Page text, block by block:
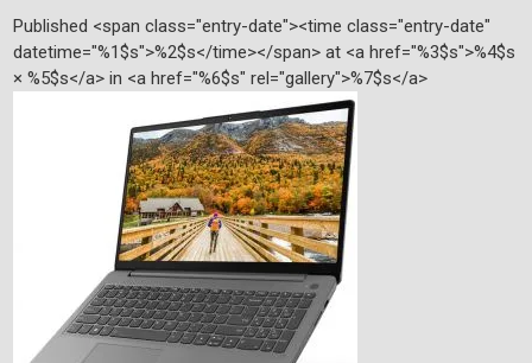
Published <span class="entry-date"><time class="entry-date"
datetime="%1$s">%2$s</time></span> at <a href="%3$s">%4$s
× %5$s</a> in <a href="%6$s" rel="gallery">%7$s</a>